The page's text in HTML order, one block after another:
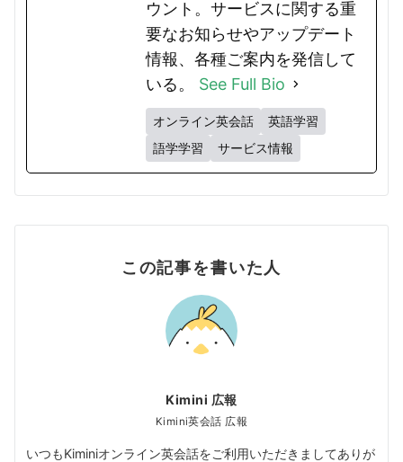
ウント。サービスに関する重
要なお知らせやアップデート
情報、各種ご案内を発信して
いる。 See Full Bio
オンライン英会話
英語学習
語学学習
サービス情報
この記事を書いた人
Kimini 広報
Kimini英会話 広報
いつもKiminiオンライン英会話をご利用いただきましてありが